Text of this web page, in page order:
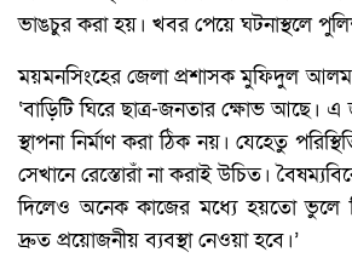
ভাঙচুর করা হয়। খবর পেয়ে ঘটনাস্থলে
ময়মনসিংহের জেলা প্রশাসক মুফিদুল
‘বাড়িটি ঘিরে ছাত্র-জনতার ক্ষোভ আছে। এ
স্থাপনা নির্মাণ করা ঠিক নয়। যেহেতু
সেখানে রেস্তোরাঁ না করাই উচিত।
দিলেও অনেক কাজের মধ্যে হয়তো ভুলে
দ্রুত প্রয়োজনীয় ব্যবস্থা নেওয়া হবে।’